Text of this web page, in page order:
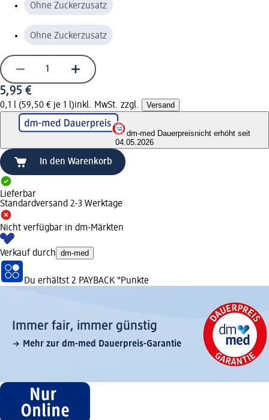
Ohne Zuckerzusatz
Ohne Zuckerzusatz
5,95 €
0,1 l (59,50 € je 1 l)inkl. MwSt. zzgl. Versand
dm-med Dauerpreisnicht erhöht seit
04.05.2026
In den Warenkorb
Lieferbar
Standardversand 2-3 Werktage
Nicht verfügbar in dm-Märkten
Verkauf durch dm-med
Du erhältst 2 PAYBACK °Punkte
Immer fair,­ immer günstig
Mehr zur dm-med Dauerpreis-Garantie